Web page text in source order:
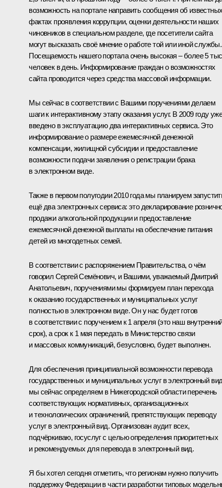
возможность на портале направить сообщения об
фактах проявления коррупции, оценки деятельности наших
чиновников в специальном разделе, где посетители сайта
могут высказать своё мнение о работе той или иной службы.
Посещаемость нашего портала очень высокая – более 5
человек в день. Информирование граждан о возможностях
сайта проводится через средства массовой информации.
Мы сейчас в соответствии с Вашими поручениями делаем
шаги к интерактивному этапу оказания услуг. В 2009 году уже
введено в эксплуатацию два интерактивных сервиса. Это
информирование о размере ежемесячной денежной
компенсации, жилищной субсидии и предоставление
возможности подачи заявления о регистрации брака
в электронном виде.
Также в первом полугодии 2010 года мы планируем
ещё два электронных сервиса: это декларирование
продажи алкогольной продукции и предоставление
ежемесячной денежной выплаты на обеспечение питания
детей из многодетных семей.
В соответствии с распоряжением Правительства, о чём
говорил Сергей Семёнович, и Вашими, уважаемый Дмитрий
Анатольевич, поручениями мы формируем план перехода
к оказанию государственных и муниципальных услуг
полностью в электронном виде. Он у нас будет готов
в соответствии с поручением к 1 апреля (это наш
срок), а срок к 1 мая передать в Министерство связи
и массовых коммуникаций, безусловно, будет выполнен.
Для обеспечения принципиальной возможности перевода
государственных и муниципальных услуг в электронный
мы сейчас определяем в Нижегородской области перечень
соответствующих нормативных, организационных
и технологических ограничений, препятствующих переводу
услуг в электронный вид. Организован аудит всех,
подчёркиваю, госуслуг с целью определения приоритетных
и рекомендуемых для перевода в электронный вид.
Я бы хотел сегодня отметить, что регионам нужно получить
поддержку Федерации в части разработки типовых